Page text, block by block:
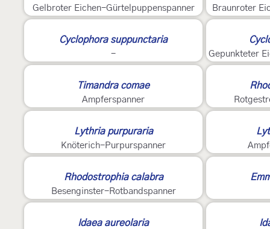
Gelbroter Eichen-Gürtelpuppenspanner Braunroter
Cyclophora suppunctaria
- Gepunkteter
Timandra comae
Ampferspanner
Lythria purpuraria
Knöterich-Purpurspanner
Rhodostrophia calabra
Besenginster-Rotbandspanner
Idaea aureolaria